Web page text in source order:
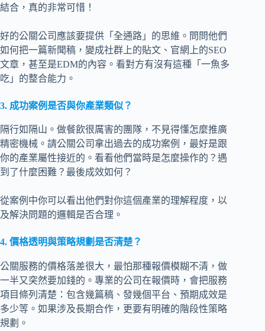
結合，真的非常可惜！
好的公關公司應該要提供「全通路」的思維。問問他們
如何把一篇新聞稿，變成社群上的貼文、官網上的SEO
文章，甚至是EDM的內容。看對方有沒有這種「一魚多
吃」的整合能力。
3. 成功案例是否與你產業類似？
隔行如隔山。做餐飲很厲害的團隊，不見得懂怎麼推廣
精密機械。請公關公司拿出過去的成功案例，最好是跟
你的產業屬性接近的。看看他們當時是怎麼操作的？遇
到了什麼困難？最後成效如何？
從案例中你可以看出他們對你這個產業的理解程度，以
及解決問題的邏輯是否合理。
4. 價格透明與策略規劃是否清楚？
公關服務的價格落差很大，最怕那種報價模糊不清，做
一半又突然要加錢的。專業的公司在報價時，會把服務
項目條列清楚：包含幾篇稿、發幾個平台、預期成效是
多少等。如果涉及長期合作，更要有明確的階段性策略
規劃。